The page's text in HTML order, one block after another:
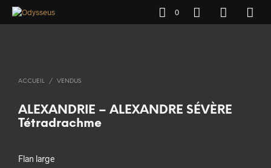
0
ACCUEIL / VENDUS
ALEXANDRIE – ALEXANDRE SÉVÈRE
Tétradrachme
Flan large